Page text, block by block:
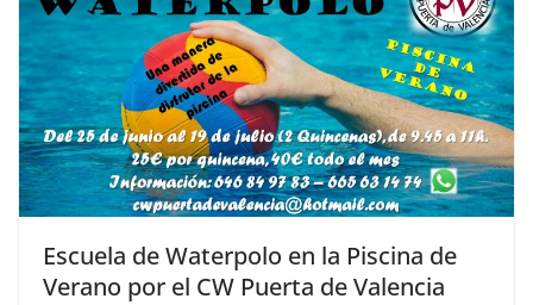
Escuela de Waterpolo en la Piscina de
Verano por el CW Puerta de Valencia